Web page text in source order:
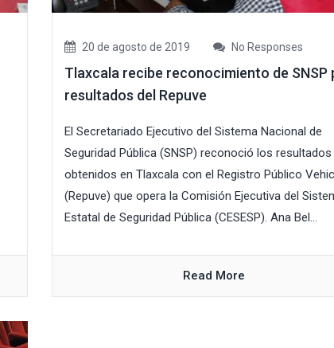
20 de agosto de 2019 No Responses
Tlaxcala recibe reconocimiento de SNSP
resultados del Repuve
El Secretariado Ejecutivo del Sistema Nacional de
Seguridad Pública (SNSP) reconoció los resultados
obtenidos en Tlaxcala con el Registro Público
(Repuve) que opera la Comisión Ejecutiva del
Estatal de Seguridad Pública (CESESP). Ana Bel...
Read More